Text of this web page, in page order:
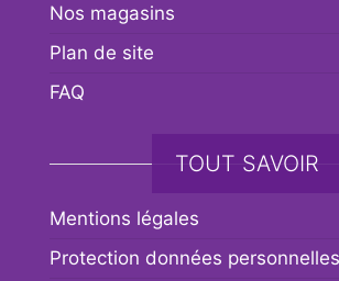
Nos magasins
Plan de site
FAQ
TOUT SAVOIR
Mentions légales
Protection données personnelles